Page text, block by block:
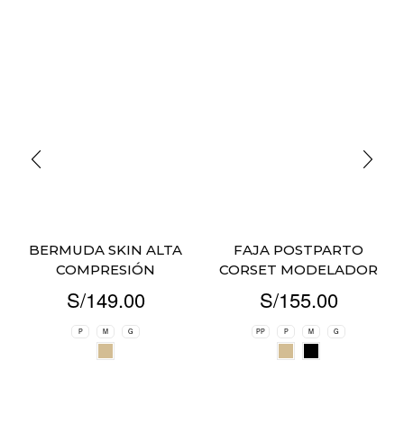
BERMUDA SKIN ALTA
COMPRESIÓN
S/149.00
P M G
FAJA POSTPARTO
CORSET MODELADOR
S/155.00
PP P M G